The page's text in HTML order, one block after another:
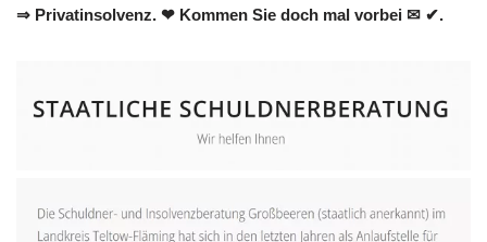
⇒ Privatinsolvenz. ❤ Kommen Sie doch mal vorbei ✉ ✔.